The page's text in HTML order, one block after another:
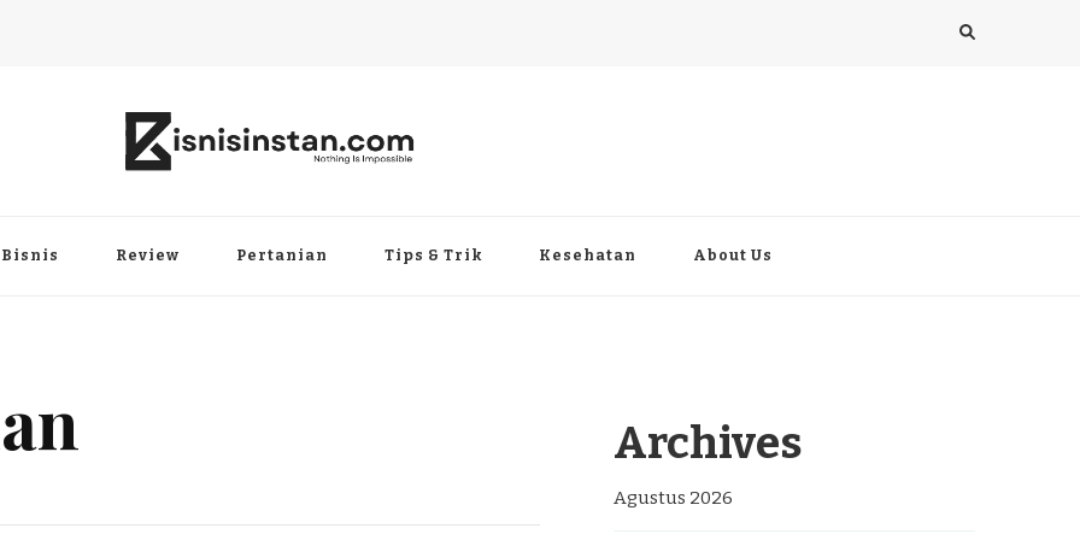
Bisnis Review Pertanian Tips & Trik Kesehatan About Us
Archives
Agustus 2026